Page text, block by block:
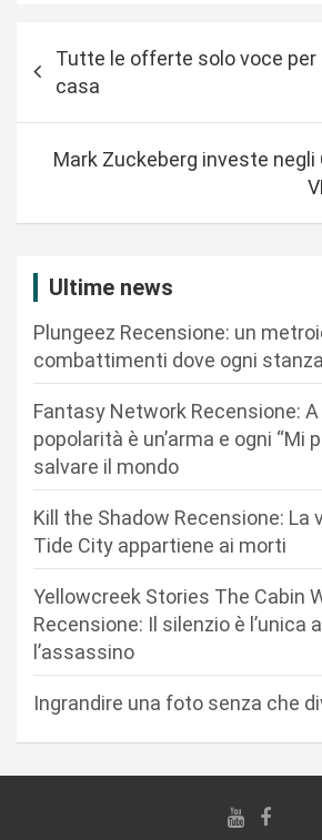
a
Tutte le offerte solo voce per
casa
Mark Zuckeberg investe negli
Ultime news
Plungeez Recensione: un
combattimenti dove ogni
Fantasy Network Recensione: A
popolarità è un’arma e ogni “Mi
salvare il mondo
Kill the Shadow Recensione: La
Tide City appartiene ai morti
Yellowcreek Stories The Cabin
Recensione: Il silenzio è l’unica
l’assassino
Ingrandire una foto senza che